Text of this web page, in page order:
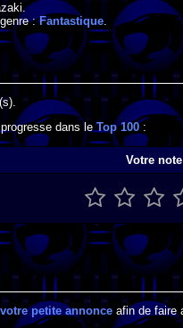
.
:Fantastique.
dans leTop 100:
Votre note
petite annonce afin de faire